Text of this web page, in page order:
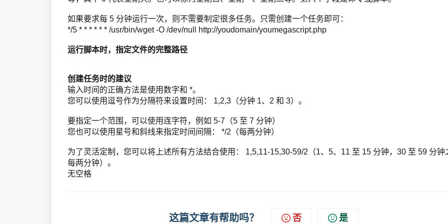
如果要求每 5 分钟运行一次，则不需要制定很多任务。只需创建一个任务即可：
*/5 * * * * * * /usr/bin/wget -O /dev/null http://youdomain/youmegascript.php
运行脚本时，指定文件的完整路径
创建任务时的建议
输入时间的正确方法是使用数字和 *。
您可以使用逗号作为分隔符来设置时间： 1,2,3（分钟 1、2 和 3）。
要指定一个范围，可以使用连字符，例如 5-7（5 至 7 分钟）
您也可以使用星号和斜线来指定时间间隔： */2（每两分钟）
为了灵活定制，您可以将上述所有方法结合使用： 1,5,11-15,30-59/2（1、5、11 至 15 分钟，30 至 59 分钟
每两分钟）。
无空格
这篇文章有帮助吗？ 否 是